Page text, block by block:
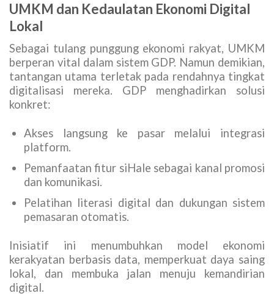
UMKM dan Kedaulatan Ekonomi Digital
Lokal
Sebagai tulang punggung ekonomi rakyat, UMKM
berperan vital dalam sistem GDP. Namun demikian,
tantangan utama terletak pada rendahnya tingkat
digitalisasi mereka. GDP menghadirkan solusi
konkret:
Akses langsung ke pasar melalui integrasi
platform.
Pemanfaatan fitur siHale sebagai kanal promosi
dan komunikasi.
Pelatihan literasi digital dan dukungan sistem
pemasaran otomatis.
Inisiatif ini menumbuhkan model ekonomi
kerakyatan berbasis data, memperkuat daya saing
lokal, dan membuka jalan menuju kemandirian
digital.